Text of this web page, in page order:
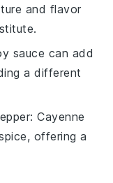
and flavor
sauce can add
a different
: Cayenne
offering a